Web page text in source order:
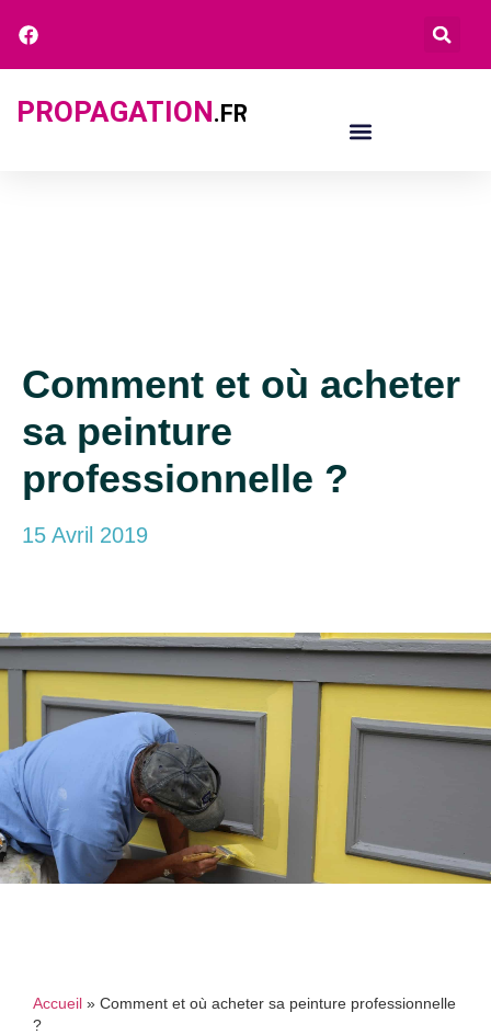
PROPAGATION.FR
Comment et où acheter
sa peinture
professionnelle ?
15 Avril 2019
Accueil » Comment et où acheter sa peinture professionnelle
?